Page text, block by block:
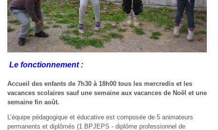
Le fonctionnement :
Accueil des enfants de 7h30 à 18h00 tous les mercredis et les
vacances scolaires sauf une semaine aux vacances de Noël et une
semaine fin août.
L’équipe pédagogique et éducative est composée de 5 animateurs
permanents et diplômés (1 BPJEPS - diplôme professionnel de